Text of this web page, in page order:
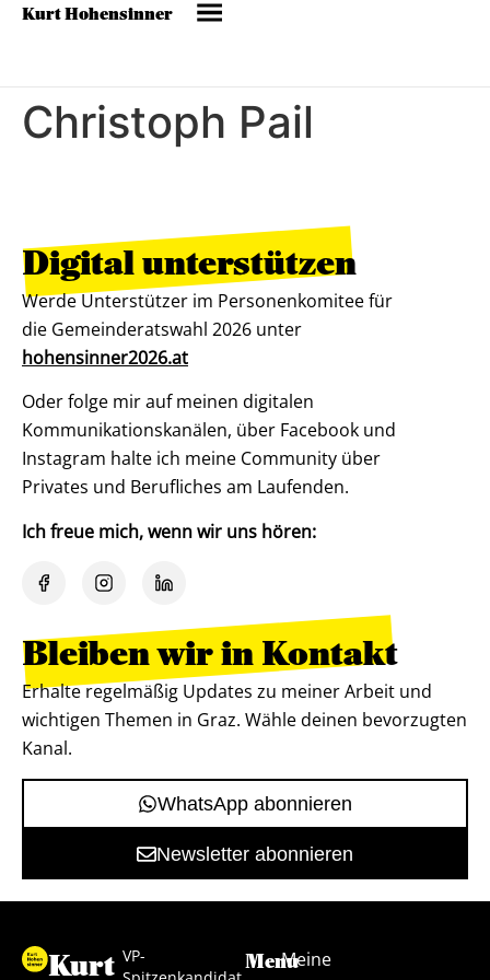
Kurt Hohensinner
Christoph Pail
Digital unterstützen
Werde Unterstützer im Personenkomitee für
die Gemeinderatswahl 2026 unter
hohensinner2026.at
Oder folge mir auf meinen digitalen
Kommunikationskanälen, über Facebook und
Instagram halte ich meine Community über
Privates und Berufliches am Laufenden.
Ich freue mich, wenn wir uns hören:
Bleiben wir in Kontakt
Erhalte regelmäßig Updates zu meiner Arbeit und
wichtigen Themen in Graz. Wähle deinen bevorzugten
Kanal.
WhatsApp abonnieren
Newsletter abonnieren
Kurt VP-
MenuMeine